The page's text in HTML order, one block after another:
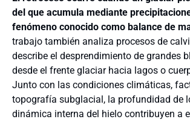
del que acumula mediante
fenómeno conocido como balance de
trabajo también analiza procesos de
describe el desprendimiento de grandes
desde el frente glaciar hacia lagos o
Junto con las condiciones climáticas,
topografía subglacial, la profundidad de
dinámica interna del hielo contribuyen a